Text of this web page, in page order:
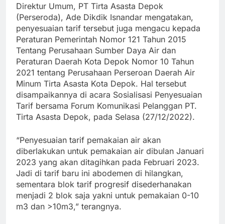
Direktur Umum, PT Tirta Asasta Depok
(Perseroda), Ade Dikdik Isnandar mengatakan,
penyesuaian tarif tersebut juga mengacu kepada
Peraturan Pemerintah Nomor 121 Tahun 2015
Tentang Perusahaan Sumber Daya Air dan
Peraturan Daerah Kota Depok Nomor 10 Tahun
2021 tentang Perusahaan Perseroan Daerah Air
Minum Tirta Asasta Kota Depok. Hal tersebut
disampaikannya di acara Sosialisasi Penyesuaian
Tarif bersama Forum Komunikasi Pelanggan PT.
Tirta Asasta Depok, pada Selasa (27/12/2022).
“Penyesuaian tarif pemakaian air akan
diberlakukan untuk pemakaian air dibulan Januari
2023 yang akan ditagihkan pada Februari 2023.
Jadi di tarif baru ini abodemen di hilangkan,
sementara blok tarif progresif disederhanakan
menjadi 2 blok saja yakni untuk pemakaian 0-10
m3 dan >10m3,” terangnya.